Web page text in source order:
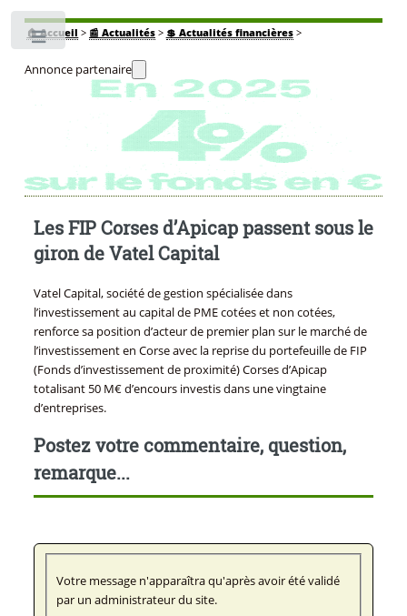
🏠Accueil > 📰 Actualités> 💲 Actualités financières>
Annonce partenaire
Les FIP Corses d’Apicap passent sous le
giron de Vatel Capital
Vatel Capital, société de gestion spécialisée dans
l’investissement au capital de PME cotées et non cotées,
renforce sa position d’acteur de premier plan sur le marché de
l’investissement en Corse avec la reprise du portefeuille de FIP
(Fonds d’investissement de proximité) Corses d’Apicap
totalisant 50 M€ d’encours investis dans une vingtaine
d’entreprises.
Postez votre commentaire, question,
remarque...
Votre message n'apparaîtra qu'après avoir été validé
par un administrateur du site.
Toggle